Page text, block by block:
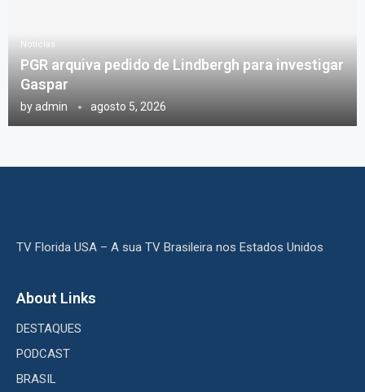
Notícias
PGR arquiva pedido de Lindbergh para investigar
Gaspar
by admin agosto 5, 2026
TV Florida USA – A sua TV Brasileira nos Estados Unidos
About Links
DESTAQUES
PODCAST
BRASIL